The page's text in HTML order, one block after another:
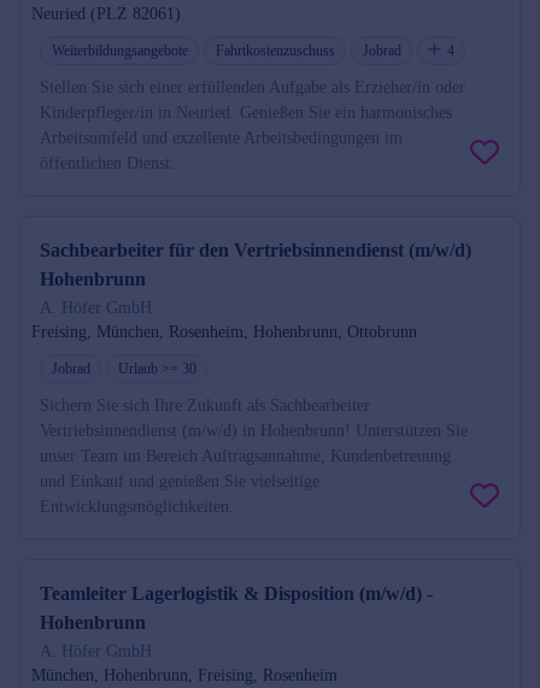
Neuried (PLZ 82061)
Weiterbildungsangebote Fahrtkostenzuschuss Jobrad 4
Stellen Sie sich einer erfüllenden Aufgabe als Erzieher/in oder
Kinderpfleger/in in Neuried. Genießen Sie ein harmonisches
Arbeitsumfeld und exzellente Arbeitsbedingungen im
öffentlichen Dienst.
Sachbearbeiter für den Vertriebsinnendienst (m/w/d)
Hohenbrunn
A. Höfer GmbH
Freising, München, Rosenheim, Hohenbrunn, Ottobrunn
Jobrad Urlaub >= 30
Sichern Sie sich Ihre Zukunft als Sachbearbeiter
Vertriebsinnendienst (m/w/d) in Hohenbrunn! Unterstützen Sie
unser Team im Bereich Auftragsannahme, Kundenbetreuung
und Einkauf und genießen Sie vielseitige
Entwicklungsmöglichkeiten.
Teamleiter Lagerlogistik & Disposition (m/w/d) -
Hohenbrunn
A. Höfer GmbH
München, Hohenbrunn, Freising, Rosenheim